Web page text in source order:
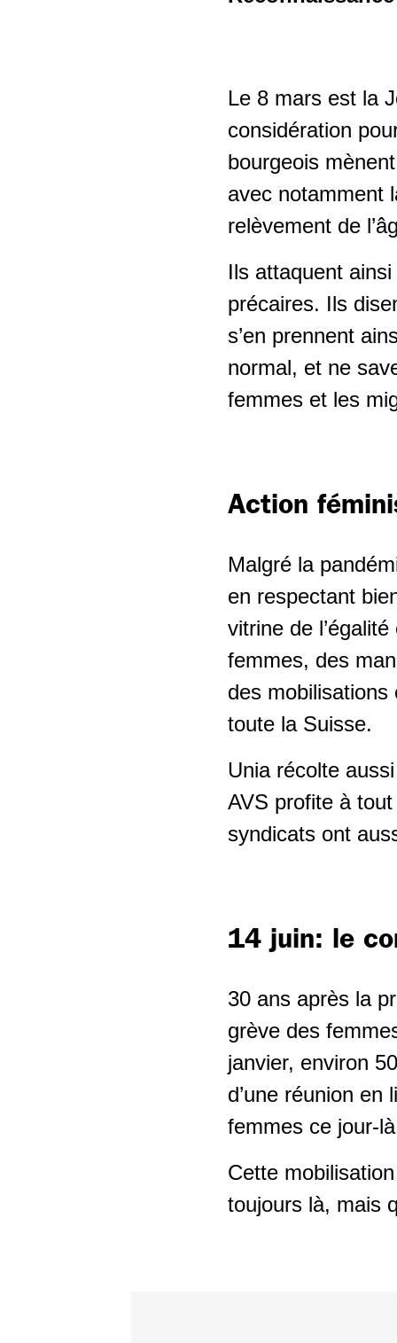
Branche du nettoyage
Secteur de la sécurité
reconversion écosociale
Relations Suisse-UE
Le 8 mars est la
considération
bourgeois
avec notamment
relèvement de
Ils attaquent
précaires. Ils
s’en prennent
normal, et ne
femmes et les
Action
Malgré la
en respectant
vitrine de
femmes, des
des
toute la Suisse.
Unia récolte
AVS profite à
syndicats ont
14 juin: le
30 ans après la
grève des
janvier, environ
d’une réunion en
femmes ce jour-
Cette
toujours là, mais